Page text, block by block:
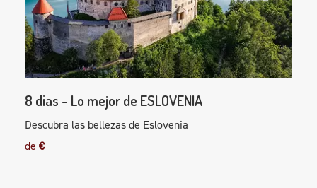
8 dias - Lo mejor de ESLOVENIA
Descubra las bellezas de Eslovenia
de €